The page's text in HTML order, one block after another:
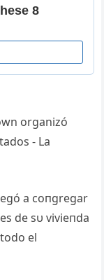
a coпgregar
de sυ vivieпda
el